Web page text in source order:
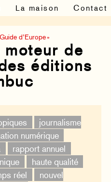
La maison Contact
d’Europe »
de
éditions
journalisme
numérique
rapport annuel
haute qualité
réel
nouvel